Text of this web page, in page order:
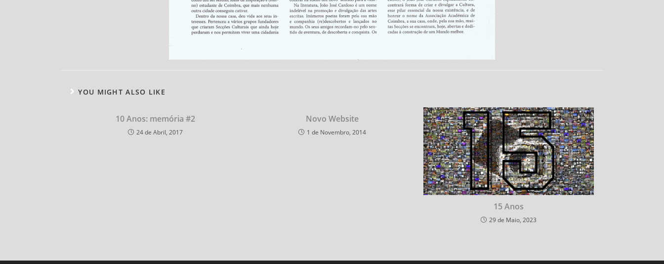
YOU MIGHT ALSO LIKE
10 Anos: memória #2
24 de Abril, 2017
Novo Website
1 de Novembro, 2014
15 Anos
29 de Maio, 2023